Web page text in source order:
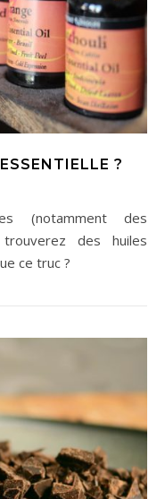
?
des huiles
ce truc ?